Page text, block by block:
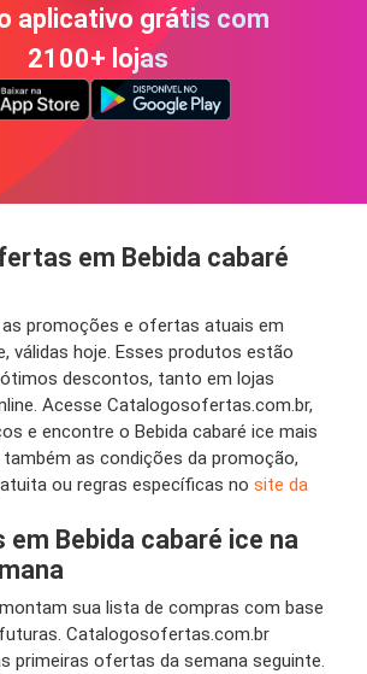
aplicativo grátis com
2100+ lojas
em Bebida cabaré
promoções e ofertas atuais em
válidas hoje. Esses produtos estão
descontos, tanto em lojas
Acesse Catalogosofertas.com.br,
e encontre o Bebida cabaré ice mais
as condições da promoção,
ou regras específicas no site da
Bebida cabaré ice na
sua lista de compras com base
Catalogosofertas.com.br
primeiras ofertas da semana seguinte.